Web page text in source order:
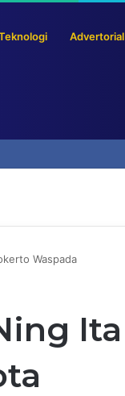
Advertorial
Waspada
Ita